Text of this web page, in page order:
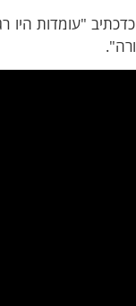
"עומדות היו